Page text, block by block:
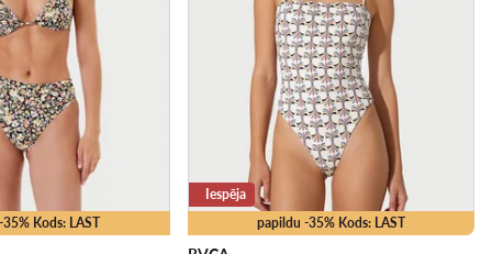
Kods: LAST papildu -35% Kods: LAST
Iespēja